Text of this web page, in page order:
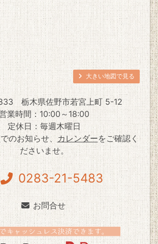
大きい地図で見る
栃木県佐野市若宮上町 5-12
業時間：10:00～18:00
定休日：毎週木曜日
でのお知らせ、カレンダーをご確認く
ださいませ。
0283-21-5483
お問合せ